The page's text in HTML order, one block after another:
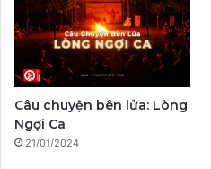
Câu chuyện bên lửa: Lòng
Ngợi Ca
21/01/2024